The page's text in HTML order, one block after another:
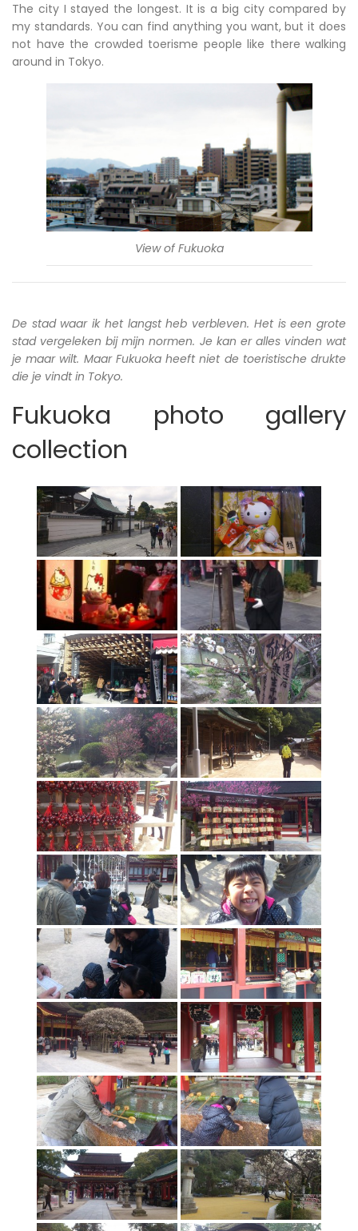
The city I stayed the longest. It is a big city compared by
my standards. You can find anything you want, but it does
not have the crowded toerisme people like there walking
around in Tokyo.
View of Fukuoka
De stad waar ik het langst heb verbleven. Het is een grote
stad vergeleken bij mijn normen. Je kan er alles vinden wat
je maar wilt. Maar Fukuoka heeft niet de toeristische drukte
die je vindt in Tokyo.
Fukuoka photo gallery
collection